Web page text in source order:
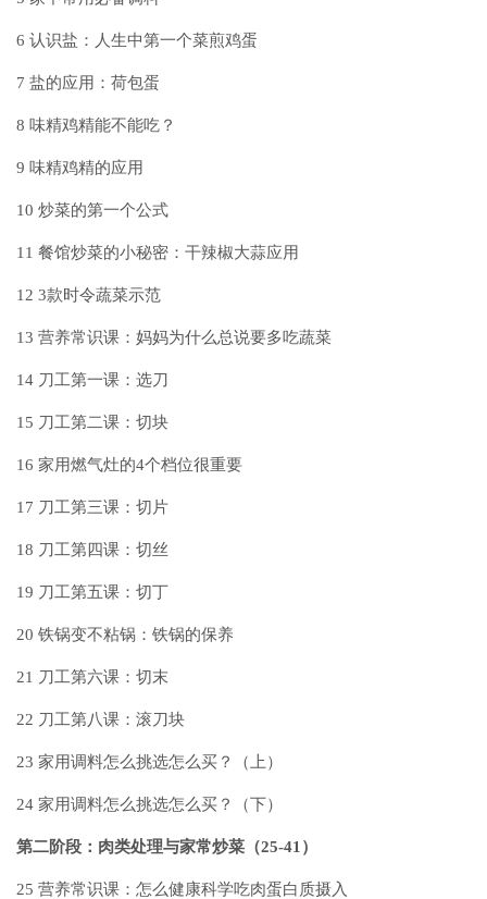
6 认识盐：人生中第一个菜煎鸡蛋
7 盐的应用：荷包蛋
8 味精鸡精能不能吃？
9 味精鸡精的应用
10 炒菜的第一个公式
11 餐馆炒菜的小秘密：干辣椒大蒜应用
12 3款时令蔬菜示范
13 营养常识课：妈妈为什么总说要多吃蔬菜
14 刀工第一课：选刀
15 刀工第二课：切块
16 家用燃气灶的4个档位很重要
17 刀工第三课：切片
18 刀工第四课：切丝
19 刀工第五课：切丁
20 铁锅变不粘锅：铁锅的保养
21 刀工第六课：切末
22 刀工第八课：滚刀块
23 家用调料怎么挑选怎么买？（上）
24 家用调料怎么挑选怎么买？（下）
第二阶段：肉类处理与家常炒菜（25-41）
25 营养常识课：怎么健康科学吃肉蛋白质摄入